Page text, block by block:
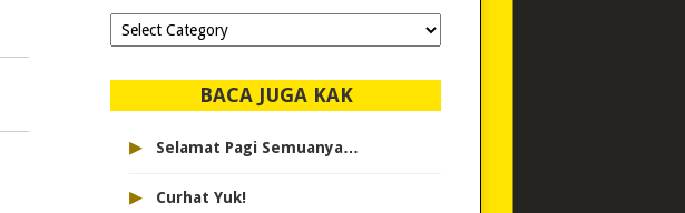
Dipilih-
dipilih..
BACA JUGA KAK
▸ Selamat Pagi Semuanya…
▸ Curhat Yuk!